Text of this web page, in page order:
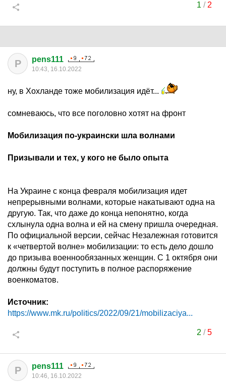
1 / 2
P pens111
10:43, 16.10.2022
ну, в Хохланде тоже мобилизация идёт...
сомневаюсь, что все поголовно хотят на фронт
Мобилизация по-украински шла волнами
Призывали и тех, у кого не было опыта
На Украине с конца февраля мобилизация идет
непрерывными волнами, которые накатывают одна на
другую. Так, что даже до конца непонятно, когда
схлынула одна волна и ей на смену пришла очередная.
По официальной версии, сейчас Незалежная готовится
к «четвертой волне» мобилизации: то есть дело дошло
до призыва военнообязанных женщин. С 1 октября они
должны будут поступить в полное распоряжение
военкоматов.
Источник:
https://www.mk.ru/politics/2022/09/21/mobilizaciya...
2 /5
P pens111
10:46, 16.10.2022